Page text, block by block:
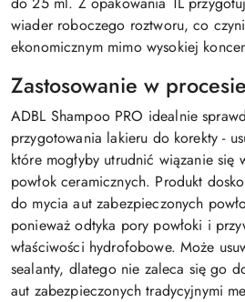
wiader roboczego roztworu, co
ekonomicznym mimo wysokiej
Zastosowanie w
ADBL Shampoo PRO idealnie
przygotowania lakieru do korekty -
które mogłyby utrudnić wiązanie się
powłok ceramicznych. Produkt
do mycia aut zabezpieczonych
ponieważ odtyka pory powłoki i
właściwości hydrofobowe. Może
sealanty, dlatego nie zaleca się go
aut zabezpieczonych tradycyjnymi